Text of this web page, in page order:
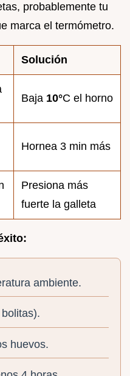
probablemente tu
marca el termómetro.
Solución
Baja 10°C el horno
Hornea 3 min más
Presiona más
fuerte la galleta
ambiente.
huevos.